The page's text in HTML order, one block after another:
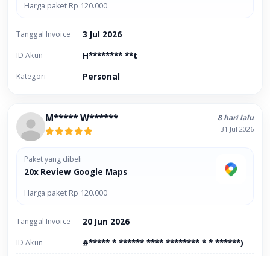
Harga paket Rp 120.000
Tanggal Invoice 3 Jul 2026
ID Akun H******** **t
Kategori Personal
M***** W****** 8 hari lalu
31 Jul 2026
Paket yang dibeli
20x Review Google Maps
Harga paket Rp 120.000
Tanggal Invoice 20 Jun 2026
ID Akun #***** * ****** **** ******** * * ******)